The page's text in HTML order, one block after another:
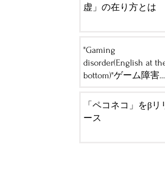
虚」の在り方とは
"Gaming
disorder(English at
bottom)"ゲーム障害
「ペコネコ」をβリ
ース